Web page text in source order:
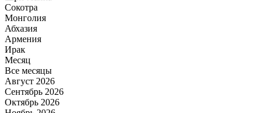
Сокотра
Монголия
Абхазия
Армения
Ирак
Месяц
Все месяцы
Август 2026
Сентябрь 2026
Октябрь 2026